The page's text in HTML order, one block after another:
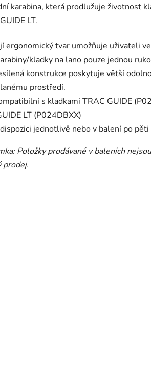
karabina, která prodlužuje životnost
LT.
ergonomický tvar umožňuje uživateli
kladky na lano pouze jednou
konstrukce poskytuje větší
prostředí.
s kladkami TRAC GUIDE
LT (P024DBXX)
jednotlivě nebo v balení po pěti
Položky prodávané v baleních
prodej.